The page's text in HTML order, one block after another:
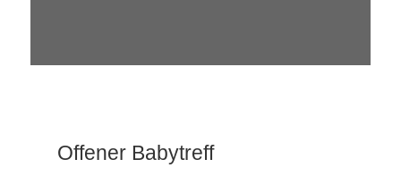
Offener Babytreff